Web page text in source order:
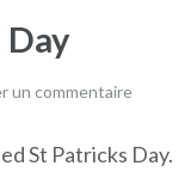
un commentaire
St Patricks Day.